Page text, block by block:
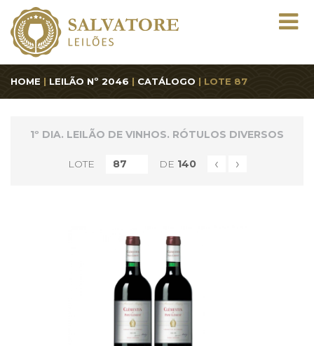
HOME | LEILÃO Nº 2046 | CATÁLOGO | LOTE 87
1º DIA. LEILÃO DE VINHOS. RÓTULOS DIVERSOS
LOTE DE 140 ‹ ›